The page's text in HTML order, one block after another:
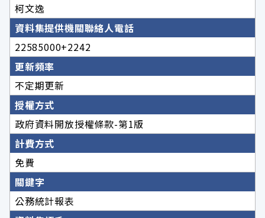
柯文逸
資料集提供機關聯絡人電話
22585000+2242
更新頻率
不定期更新
授權方式
政府資料開放授權條款-第1版
計費方式
免費
關鍵字
公務統計報表